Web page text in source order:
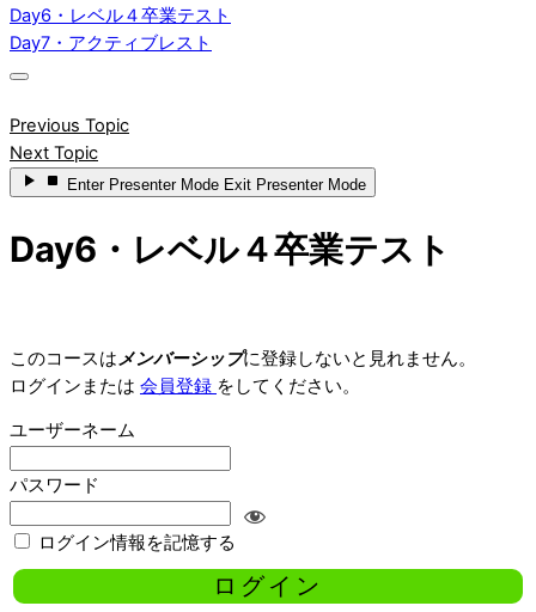
Day6・レベル４卒業テスト
Day7・アクティブレスト
Previous Topic
Next Topic
Enter Presenter Mode Exit Presenter Mode
Day6・レベル４卒業テスト
このコースはメンバーシップに登録しないと見れません。
ログインまたは 会員登録 をしてください。
ユーザーネーム
パスワード
ログイン情報を記憶する